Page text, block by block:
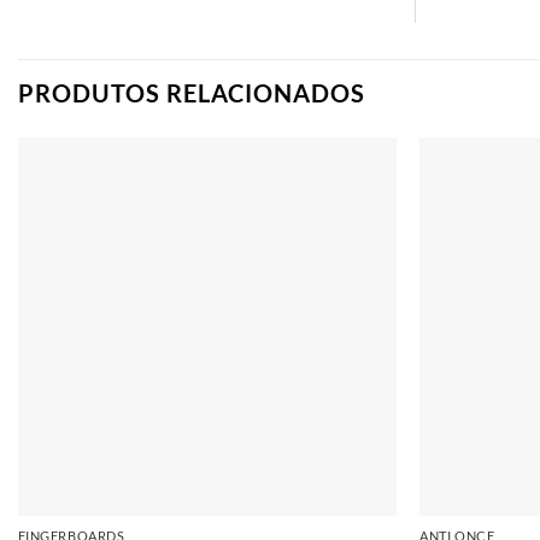
PRODUTOS RELACIONADOS
FINGERBOARDS ANTI ONCE